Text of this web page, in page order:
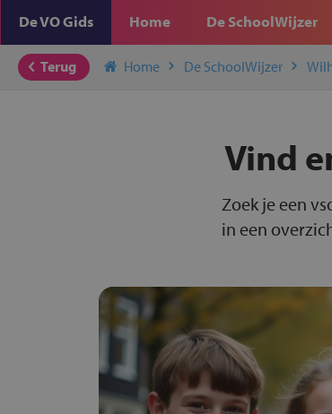
De VO Gids Home De SchoolWijzer
Terug Home De SchoolWijzer
Vind
Zoek je een
in een